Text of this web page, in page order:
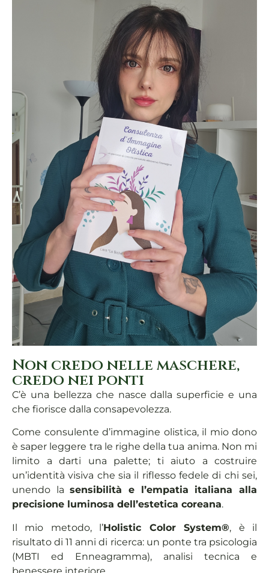
Non credo nelle maschere,
credo nei ponti
C’è una bellezza che nasce dalla superficie e una
che fiorisce dalla consapevolezza.
Come consulente d’immagine olistica, il mio dono
è saper leggere tra le righe della tua anima. Non mi
limito a darti una palette; ti aiuto a costruire
un’identità visiva che sia il riflesso fedele di chi sei,
unendo lasensibilità e l’empatia italianaalla
precisione luminosa dell’estetica coreana.
Il mio metodo, l’Holistic Color System®, è il
risultato di 11 anni di ricerca: un ponte tra psicologia
(MBTI ed Enneagramma), analisi tecnica e
benessere interiore.